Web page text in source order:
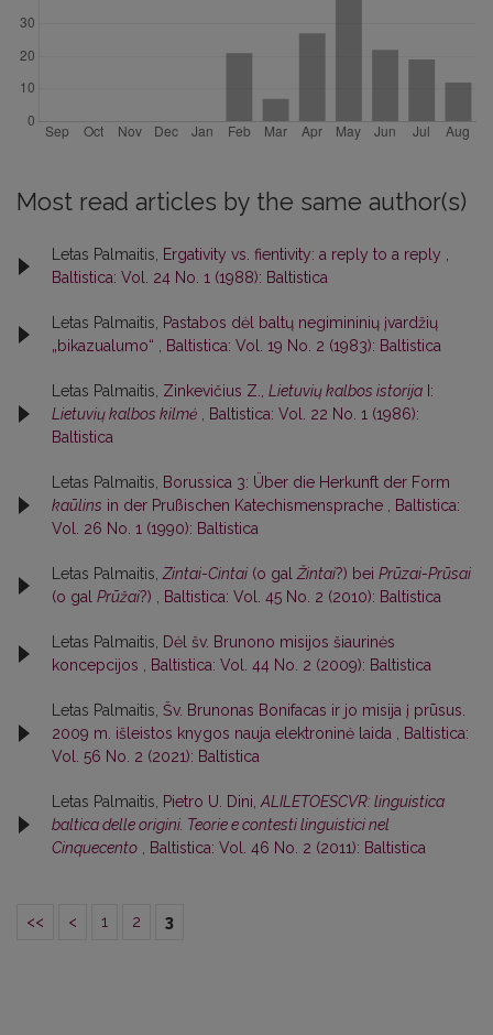
Most read articles by the same author(s)
Letas Palmaitis, Ergativity vs. fientivity: a reply to a reply
Baltistica: Vol. 24 No. 1 (1988): Baltistica
Letas Palmaitis,
Pastabos dėl baltų negimininių įvardžių
„bikazualumo“
Baltistica: Vol. 19 No. 2 (1983): Baltistica
Letas Palmaitis, Zinkevičius Z., Lietuvių kalbos istorija I:
Lietuvių kalbos kilmė
Baltistica: Vol. 22 No. 1 (1986):
Baltistica
Letas Palmaitis,
Borussica 3: Über die Herkunft der Form
kaūlins in der Prußischen Katechismensprache
Baltistica:
Vol. 26 No. 1 (1990): Baltistica
Letas Palmaitis, Zintai-Cintai (o gal Žintai?) bei Prūzai-Prūsai
(o gal Prūžai?) Baltistica: Vol. 45 No. 2 (2010): Baltistica
Letas Palmaitis,
Dėl šv. Brunono misijos šiaurinės
koncepcijos
Baltistica: Vol. 44 No. 2 (2009): Baltistica
Letas Palmaitis, Šv. Brunonas Bonifacas ir jo misija į prūsus.
2009 m. išleistos knygos nauja elektroninė laida
Baltistica:
Vol. 56 No. 2 (2021): Baltistica
Letas Palmaitis, Pietro U. Dini, ALILETOESCVR: linguistica
baltica delle origini. Teorie e contesti linguistici nel
Cinquecento
Baltistica: Vol. 46 No. 2 (2011): Baltistica
<< < 1 2 3